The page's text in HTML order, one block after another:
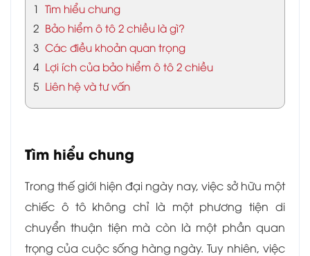
1 Tìm hiểu chung
2 Bảo hiểm ô tô 2 chiều là gì?
3 Các điều khoản quan trọng
4 Lợi ích của bảo hiểm ô tô 2 chiều
5 Liên hệ và tư vấn
Tìm hiểu chung
Trong thế giới hiện đại ngày nay, việc sở hữu một
chiếc ô tô không chỉ là một phương tiện di
chuyển thuận tiện mà còn là một phần quan
trọng của cuộc sống hàng ngày. Tuy nhiên, việc